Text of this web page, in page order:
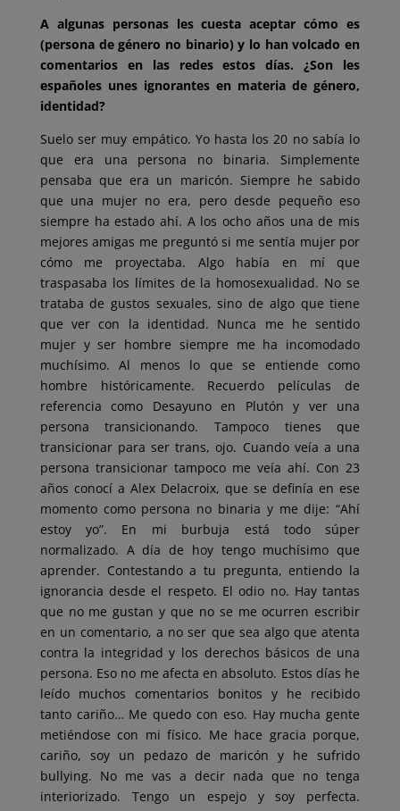
A algunas personas les cuesta aceptar cómo es
(persona de género no binario) y lo han volcado en
comentarios en las redes estos días. ¿Son les
españoles unes ignorantes en materia de género,
identidad?
Suelo ser muy empático. Yo hasta los 20 no sabía lo
que era una persona no binaria. Simplemente
pensaba que era un maricón. Siempre he sabido
que una mujer no era, pero desde pequeño eso
siempre ha estado ahí. A los ocho años una de mis
mejores amigas me preguntó si me sentía mujer por
cómo me proyectaba. Algo había en mí que
traspasaba los límites de la homosexualidad. No se
trataba de gustos sexuales, sino de algo que tiene
que ver con la identidad. Nunca me he sentido
mujer y ser hombre siempre me ha incomodado
muchísimo. Al menos lo que se entiende como
hombre históricamente. Recuerdo películas de
referencia como Desayuno en Plutón y ver una
persona transicionando. Tampoco tienes que
transicionar para ser trans, ojo. Cuando veía a una
persona transicionar tampoco me veía ahí. Con 23
años conocí a Alex Delacroix, que se definía en ese
momento como persona no binaria y me dije: “Ahí
estoy yo”. En mi burbuja está todo súper
normalizado. A día de hoy tengo muchísimo que
aprender. Contestando a tu pregunta, entiendo la
ignorancia desde el respeto. El odio no. Hay tantas
que no me gustan y que no se me ocurren escribir
en un comentario, a no ser que sea algo que atenta
contra la integridad y los derechos básicos de una
persona. Eso no me afecta en absoluto. Estos días he
leído muchos comentarios bonitos y he recibido
tanto cariño… Me quedo con eso. Hay mucha gente
metiéndose con mi físico. Me hace gracia porque,
cariño, soy un pedazo de maricón y he sufrido
bullying. No me vas a decir nada que no tenga
interiorizado. Tengo un espejo y soy perfecta.